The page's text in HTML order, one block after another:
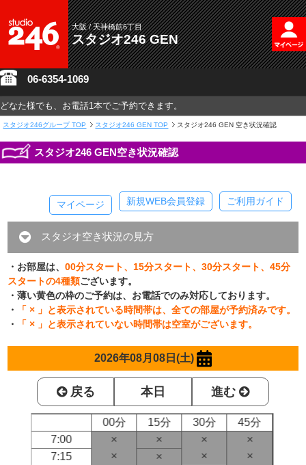
大阪 / 天神橋筋6丁目
スタジオ246 GEN
06-6354-1069
どなた様でも、お電話1本でご予約できます。
スタジオ246グループ TOP スタジオ246 GEN TOP スタジオ246 GEN 空き状況確認
スタジオ246 GEN空き状況確認
ご利用ガイド
新規WEB会員登録
マイページ
スタジオ空き状況の見方
・お部屋は、00分スタート、15分スタート、30分スタート、45分
スタートの4種類ございます。
・薄い黄色の枠のご予約は、お電話でのみ対応しております。
・
「 × 」と表示されている時間帯は、全ての部屋が予約済みです。
・
「 × 」と表示されていない時間帯は空室がございます。
2026年08月08日(土)
戻る 本日 進む
00分 15分 30分
45分
7:00
× × ×
×
7:15
× × ×
×